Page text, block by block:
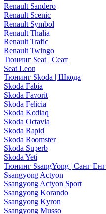
Renault Sandero
Renault Scenic
Renault Symbol
Renault Thalia
Renault Trafic
Renault Twingo
Тюнинг Seat | Сеат
Seat Leon
Тюнинг Skoda | Шкода
Skoda Fabia
Skoda Favorit
Skoda Felicia
Skoda Kodiaq
Skoda Octavia
Skoda Rapid
Skoda Roomster
Skoda Superb
Skoda Yeti
Тюнинг SsangYong | Санг Енг
Ssangyong Actyon
Ssangyong Actyon Sport
Ssangyong Korando
Ssangyong Kyron
Ssangyong Musso